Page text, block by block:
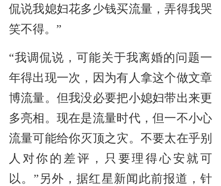
侃说我媳妇花多少钱买流量，弄得我哭
笑不得。”
“我调侃说，可能关于我离婚的问题一
年得出现一次，因为有人拿这个做文章
博流量。但我没必要把小媳妇带出来更
多亮相。现在是流量时代，但一不小心
流量可能给你灭顶之灾。不要太在乎别
人对你的差评，只要理得心安就可
以。”另外，据红星新闻此前报道，针